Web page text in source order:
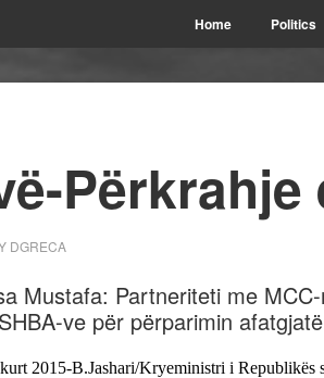
Home Politics
Përkrahje
DGRECA
Mustafa: Partneriteti me
ve për përparimin
2015-B.Jashari/Kryeministri i Republikës